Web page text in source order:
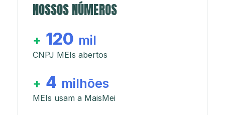
NOSSOS NÚMEROS
+ 120 mil
CNPJ MEIs abertos
+ 4 milhões
MEIs usam a MaisMei